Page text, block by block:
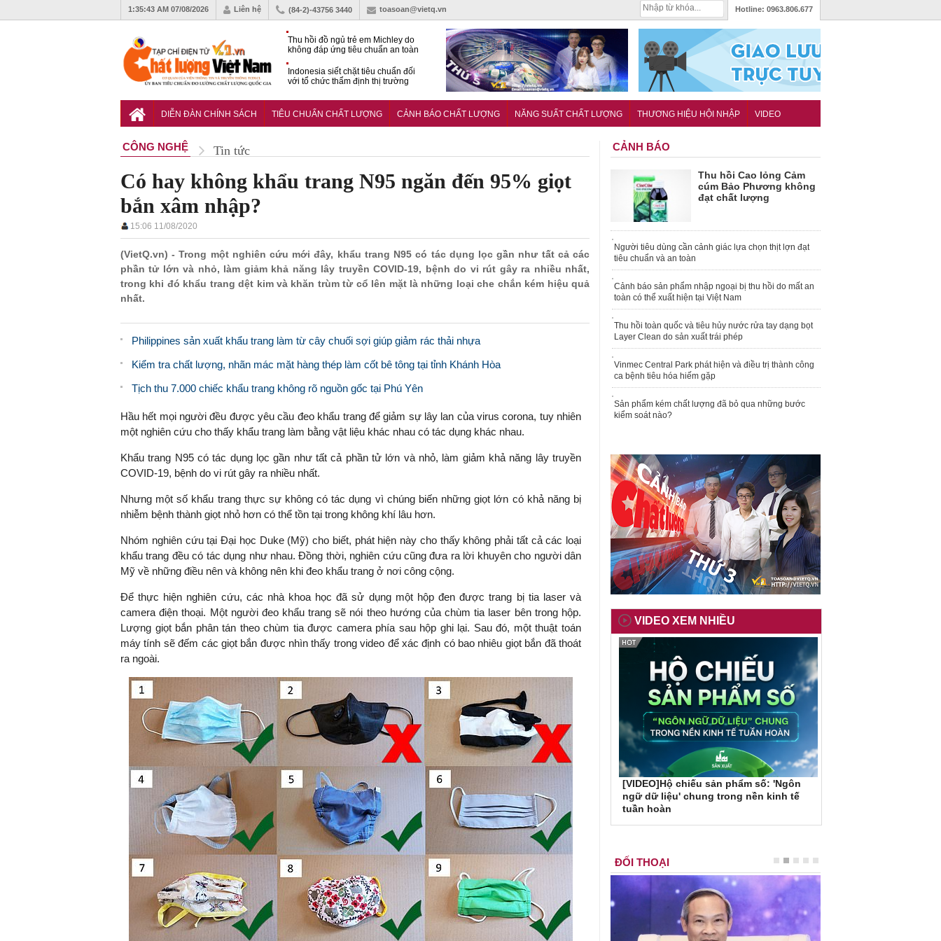
1:35:45 AM 07/08/2026 Liên hệ (84-2)-43756 3440 toasoan@vietq.vn Hotline: 0963.806.677
Thu hồi đồ ngủ trẻ em Michley do
không đáp ứng tiêu chuẩn an toàn
Indonesia siết chặt tiêu chuẩn đối
với tổ chức thẩm định thị trường
mới nâng chuẩn quản lý an toàn
DIỄN ĐÀN CHÍNH SÁCH TIÊU CHUẨN CHẤT LƯỢNG CẢNH BÁO CHẤT LƯỢNG NĂNG SUẤT CHẤT LƯỢNG THƯƠNG HIỆU HỘI NHẬP VIDEO
CÔNG NGHỆ Tin tức
Có hay không khẩu trang N95 ngăn đến 95% giọt
bắn xâm nhập?
15:06 11/08/2020
(VietQ.vn) - Trong một nghiên cứu mới đây, khẩu trang N95 có tác dụng lọc gần như tất cả các
phần tử lớn và nhỏ, làm giảm khả năng lây truyền COVID-19, bệnh do vi rút gây ra nhiều nhất,
trong khi đó khẩu trang dệt kim và khăn trùm từ cổ lên mặt là những loại che chắn kém hiệu quả
nhất.
Philippines sản xuất khẩu trang làm từ cây chuối sợi giúp giảm rác thải nhựa
Kiểm tra chất lượng, nhãn mác mặt hàng thép làm cốt bê tông tại tỉnh Khánh Hòa
Tịch thu 7.000 chiếc khẩu trang không rõ nguồn gốc tại Phú Yên
Hầu hết mọi người đều được yêu cầu đeo khẩu trang để giảm sự lây lan của virus corona, tuy nhiên
một nghiên cứu cho thấy khẩu trang làm bằng vật liệu khác nhau có tác dụng khác nhau.
Khẩu trang N95 có tác dụng lọc gần như tất cả phần tử lớn và nhỏ, làm giảm khả năng lây truyền
COVID-19, bệnh do vi rút gây ra nhiều nhất.
Nhưng một số khẩu trang thực sự không có tác dụng vì chúng biến những giọt lớn có khả năng bị
nhiễm bệnh thành giọt nhỏ hơn có thể tồn tại trong không khí lâu hơn.
Nhóm nghiên cứu tại Đại học Duke (Mỹ) cho biết, phát hiện này cho thấy không phải tất cả các loại
khẩu trang đều có tác dụng như nhau. Đồng thời, nghiên cứu cũng đưa ra lời khuyên cho người dân
Mỹ về những điều nên và không nên khi đeo khẩu trang ở nơi công cộng.
Để thực hiện nghiên cứu, các nhà khoa học đã sử dụng một hộp đen được trang bị tia laser và
camera điện thoại. Một người đeo khẩu trang sẽ nói theo hướng của chùm tia laser bên trong hộp.
Lượng giọt bắn phân tán theo chùm tia được camera phía sau hộp ghi lại. Sau đó, một thuật toán
máy tính sẽ đếm các giọt bắn được nhìn thấy trong video để xác định có bao nhiêu giọt bắn đã thoát
ra ngoài.
CẢNH BÁO
Thu hồi Cao lỏng Cảm
cúm Bảo Phương không
đạt chất lượng
Người tiêu dùng cần cảnh giác lựa chọn thịt lợn đạt
tiêu chuẩn và an toàn
Cảnh báo sản phẩm nhập ngoại bị thu hồi do mất an
toàn có thể xuất hiện tại Việt Nam
Thu hồi toàn quốc và tiêu hủy nước rửa tay dạng bọt
Layer Clean do sản xuất trái phép
Vinmec Central Park phát hiện và điều trị thành công
ca bệnh tiêu hóa hiếm gặp
Sản phẩm kém chất lượng đã bỏ qua những bước
kiểm soát nào?
VIDEO XEM NHIỀU
[VIDEO]Hộ chiếu sản phẩm số: 'Ngôn
ngữ dữ liệu' chung trong nền kinh tế
tuần hoàn
ĐỐI THOẠI